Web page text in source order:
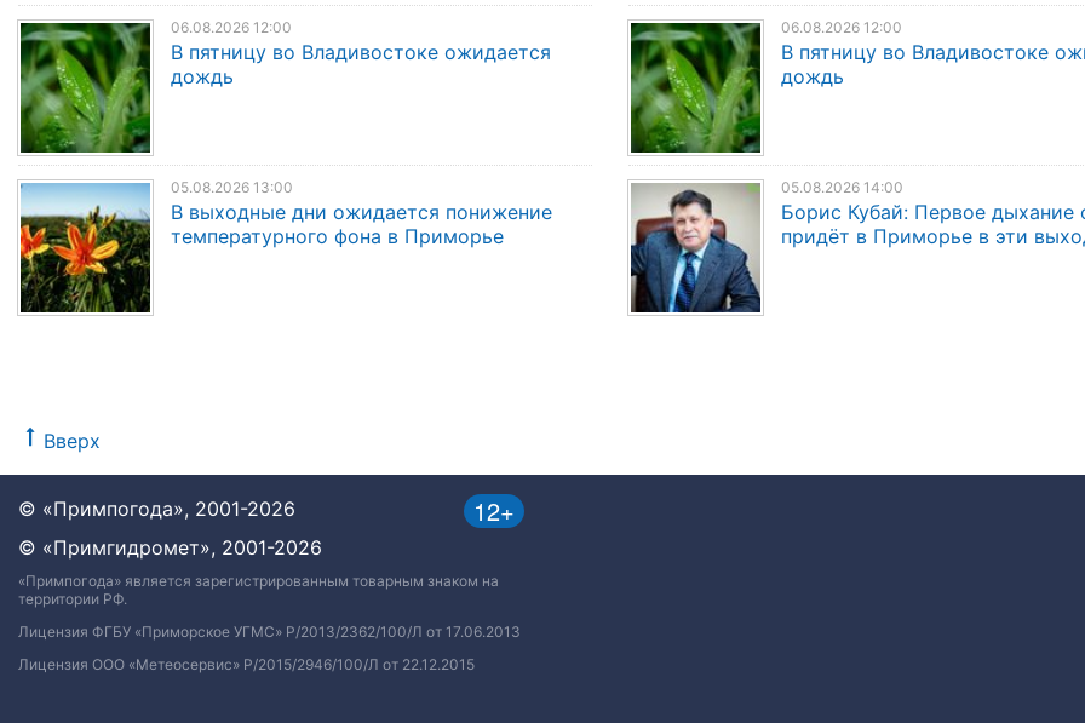
06.08.2026 12:00
В пятницу во Владивостоке ожидается
дождь
05.08.2026 13:00
В выходные дни ожидается понижение
температурного фона в Приморье
06.08.2026 12:00
В пятницу во Владивостоке
дождь
05.08.2026 14:00
Борис Кубай: Первое дыхание
придёт в Приморье в эти
Вверх
12+
© «Примпогода», 2001-2026
© «Примгидромет», 2001-2026
«Примпогода» является зарегистрированным товарным знаком на
территории РФ.
Лицензия ФГБУ «Приморское УГМС» Р/2013/2362/100/Л от 17.06.2013
Лицензия ООО «Метеосервис» Р/2015/2946/100/Л от 22.12.2015